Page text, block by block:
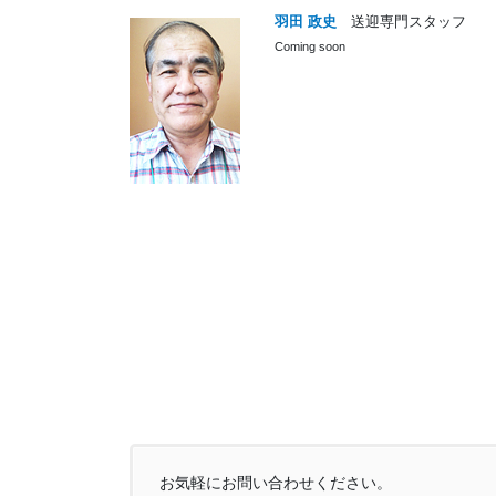
羽田 政史 送迎専門スタッフ
Coming soon
お気軽にお問い合わせください。